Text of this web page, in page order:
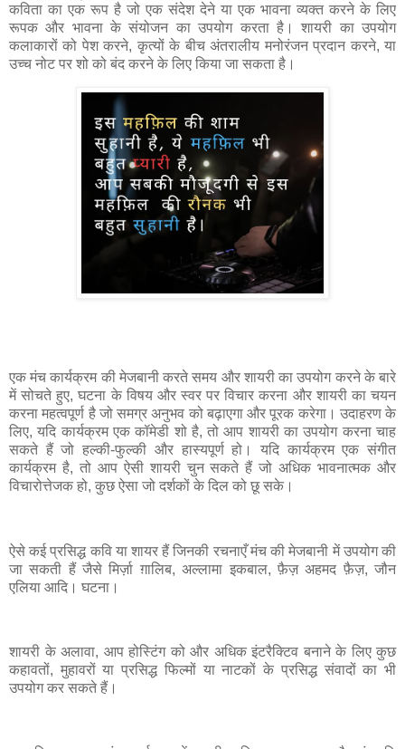
कविता का एक रूप है जो एक संदेश देने या एक भावना व्यक्त करने के लिए
रूपक और भावना के संयोजन का उपयोग करता है। शायरी का उपयोग
कलाकारों को पेश करने, कृत्यों के बीच अंतरालीय मनोरंजन प्रदान करने, या
उच्च नोट पर शो को बंद करने के लिए किया जा सकता है।
एक मंच कार्यक्रम की मेजबानी करते समय और शायरी का उपयोग करने के बारे
में सोचते हुए, घटना के विषय और स्वर पर विचार करना और शायरी का चयन
करना महत्वपूर्ण है जो समग्र अनुभव को बढ़ाएगा और पूरक करेगा। उदाहरण के
लिए, यदि कार्यक्रम एक कॉमेडी शो है, तो आप शायरी का उपयोग करना चाह
सकते हैं जो हल्की-फुल्की और हास्यपूर्ण हो। यदि कार्यक्रम एक संगीत
कार्यक्रम है, तो आप ऐसी शायरी चुन सकते हैं जो अधिक भावनात्मक और
विचारोत्तेजक हो, कुछ ऐसा जो दर्शकों के दिल को छू सके।
ऐसे कई प्रसिद्ध कवि या शायर हैं जिनकी रचनाएँ मंच की मेजबानी में उपयोग की
जा सकती हैं जैसे मिर्ज़ा ग़ालिब, अल्लामा इकबाल, फ़ैज़ अहमद फ़ैज़, जौन
एलिया आदि। घटना।
शायरी के अलावा, आप होस्टिंग को और अधिक इंटरैक्टिव बनाने के लिए कुछ
कहावतों, मुहावरों या प्रसिद्ध फिल्मों या नाटकों के प्रसिद्ध संवादों का भी
उपयोग कर सकते हैं।